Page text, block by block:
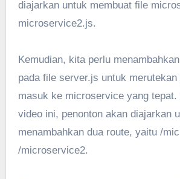
diajarkan untuk membuat file
microservice2.js.
Kemudian, kita perlu
pada file server.js untuk merutekan
masuk ke microservice yang tepat.
video ini, penonton akan diajarkan
menambahkan dua route, yaitu /
/microservice2.